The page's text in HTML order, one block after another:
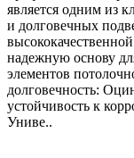
является одним из
и долговечных
надежную основу
элементов
долговечность:
устойчивость к
Униве..